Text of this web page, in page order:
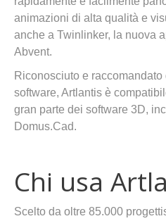
animazioni di alta qualità e
anche a Twinlinker, la nuova
Abvent.
Riconosciuto e
software, Artlantis è
gran parte dei software 3D,
Domus.Cad.
Chi usa
Scelto da oltre 85.000